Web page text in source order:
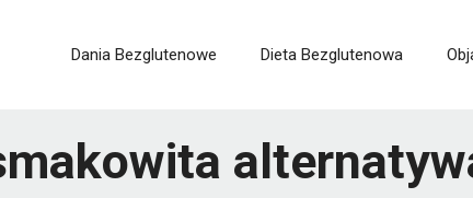
Dania Bezglutenowe Dieta Bezglutenowa